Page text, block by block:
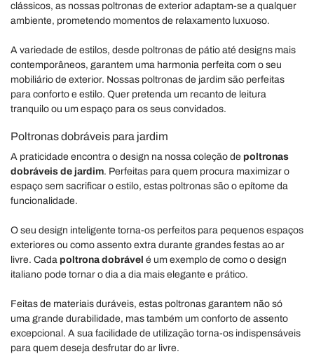
clássicos, as nossas poltronas de exterior adaptam-se a qualquer
ambiente, prometendo momentos de relaxamento luxuoso.
A variedade de estilos, desde poltronas de pátio até designs mais
contemporâneos, garantem uma harmonia perfeita com o seu
mobiliário de exterior. Nossas poltronas de jardim são perfeitas
para conforto e estilo. Quer pretenda um recanto de leitura
tranquilo ou um espaço para os seus convidados.
Poltronas dobráveis para jardim
A praticidade encontra o design na nossa coleção de poltronas
dobráveis de jardim. Perfeitas para quem procura maximizar o
espaço sem sacrificar o estilo, estas poltronas são o epítome da
funcionalidade.
O seu design inteligente torna-os perfeitos para pequenos espaços
exteriores ou como assento extra durante grandes festas ao ar
livre. Cada poltrona dobrável é um exemplo de como o design
italiano pode tornar o dia a dia mais elegante e prático.
Feitas de materiais duráveis, estas poltronas garantem não só
uma grande durabilidade, mas também um conforto de assento
excepcional. A sua facilidade de utilização torna-os indispensáveis
para quem deseja desfrutar do ar livre.